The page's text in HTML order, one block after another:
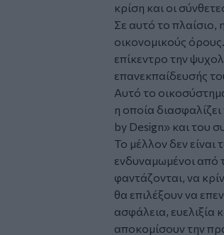
κρίση και οι
Σε αυτό το πλαίσιο,
οικονομικούς
επίκεντρο την
επανεκπαίδευσής
Αυτό το
η οποία
by Design» και του
Το μέλλον δεν
ενδυναμωμένοι από
φαντάζονται, να
θα επιλέξουν να
ασφάλεια, ευελιξία
αποκομίσουν την